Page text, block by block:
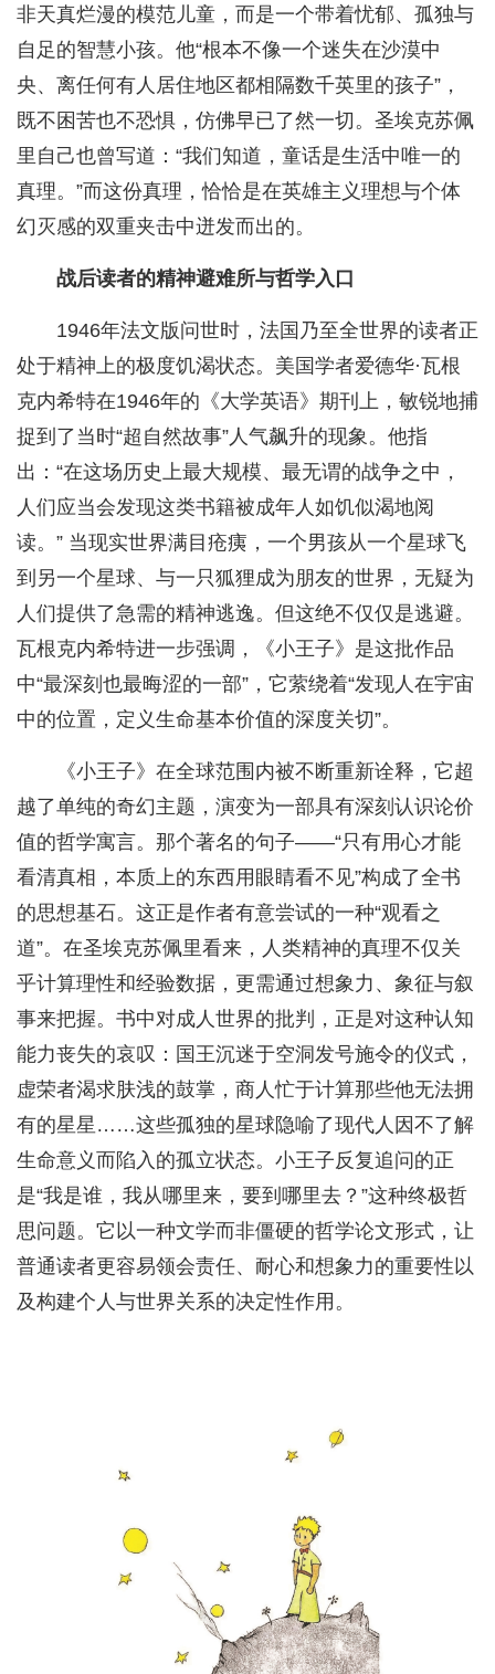
非天真烂漫的模范儿童，而是一个带着忧郁、孤独与
自足的智慧小孩。他“根本不像一个迷失在沙漠中
央、离任何有人居住地区都相隔数千英里的孩子”，
既不困苦也不恐惧，仿佛早已了然一切。圣埃克苏佩
里自己也曾写道：“我们知道，童话是生活中唯一的
真理。”而这份真理，恰恰是在英雄主义理想与个体
幻灭感的双重夹击中迸发而出的。
战后读者的精神避难所与哲学入口
1946年法文版问世时，法国乃至全世界的读者正
处于精神上的极度饥渴状态。美国学者爱德华·瓦根
克内希特在1946年的《大学英语》期刊上，敏锐地捕
捉到了当时“超自然故事”人气飙升的现象。他指
出：“在这场历史上最大规模、最无谓的战争之中，
人们应当会发现这类书籍被成年人如饥似渴地阅
读。” 当现实世界满目疮痍，一个男孩从一个星球飞
到另一个星球、与一只狐狸成为朋友的世界，无疑为
人们提供了急需的精神逃逸。但这绝不仅仅是逃避。
瓦根克内希特进一步强调，《小王子》是这批作品
中“最深刻也最晦涩的一部”，它萦绕着“发现人在宇宙
中的位置，定义生命基本价值的深度关切”。
《小王子》在全球范围内被不断重新诠释，它超
越了单纯的奇幻主题，演变为一部具有深刻认识论价
值的哲学寓言。那个著名的句子——“只有用心才能
看清真相，本质上的东西用眼睛看不见”构成了全书
的思想基石。这正是作者有意尝试的一种“观看之
道”。在圣埃克苏佩里看来，人类精神的真理不仅关
乎计算理性和经验数据，更需通过想象力、象征与叙
事来把握。书中对成人世界的批判，正是对这种认知
能力丧失的哀叹：国王沉迷于空洞发号施令的仪式，
虚荣者渴求肤浅的鼓掌，商人忙于计算那些他无法拥
有的星星……这些孤独的星球隐喻了现代人因不了解
生命意义而陷入的孤立状态。小王子反复追问的正
是“我是谁，我从哪里来，要到哪里去？”这种终极哲
思问题。它以一种文学而非僵硬的哲学论文形式，让
普通读者更容易领会责任、耐心和想象力的重要性以
及构建个人与世界关系的决定性作用。